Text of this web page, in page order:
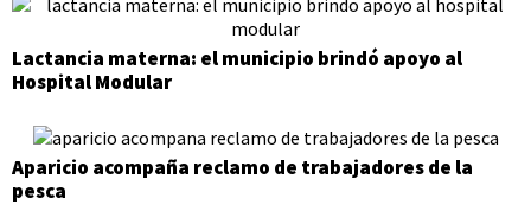
Lactancia materna: el municipio brindó apoyo al
Hospital Modular
Aparicio acompaña reclamo de trabajadores de la
pesca